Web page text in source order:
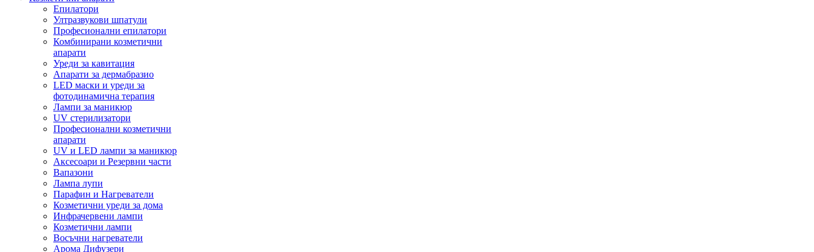
Епилатори
Ултразвукови шпатули
Професионални епилатори
Комбинирани козметични
апарати
Уреди за кавитация
Апарати за дермабразио
LED маски и уреди за
фотодинамична терапия
Лампи за маникюр
UV стерилизатори
Професионални козметични
апарати
UV и LED лампи за маникюр
Аксесоари и Резервни части
Вапазони
Лампа лупи
Парафин и Нагреватели
Козметични уреди за дома
Инфрачервени лампи
Козметични лампи
Восъчни нагреватели
Арома Дифузери